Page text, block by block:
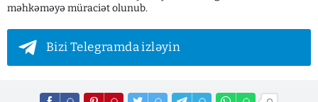
məhkəməyə müraciət olunub.
Bizi Telegramda izləyin